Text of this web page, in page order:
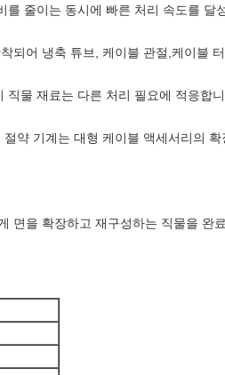
줄이는 동시에 빠른 처리 속도를 달
되어 냉축 튜브, 케이블 관절,케이블
물 재료는 다른 처리 필요에 적응합
약 기계는 대형 케이블 액세서리의 확
면을 확장하고 재구성하는 직물을 완